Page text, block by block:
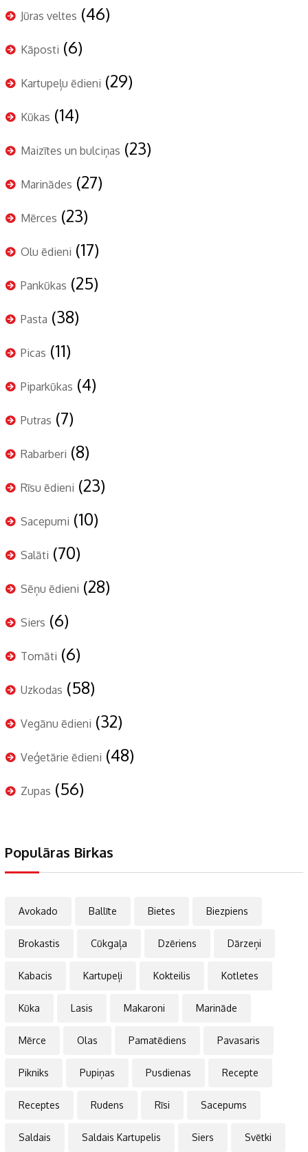
Jūras veltes (46)
Kāposti (6)
Kartupeļu ēdieni (29)
Kūkas (14)
Maizītes un bulciņas (23)
Marinādes (27)
Mērces (23)
Olu ēdieni (17)
Pankūkas (25)
Pasta (38)
Picas (11)
Piparkūkas (4)
Putras (7)
Rabarberi (8)
Rīsu ēdieni (23)
Sacepumi (10)
Salāti (70)
Sēņu ēdieni (28)
Siers (6)
Tomāti (6)
Uzkodas (58)
Vegānu ēdieni (32)
Veģetārie ēdieni (48)
Zupas (56)
Populāras Birkas
Avokado Ballīte Bietes Biezpiens
Brokastis Cūkgaļa Dzēriens Dārzeņi
Kabacis Kartupeļi Kokteilis Kotletes
Kūka Lasis Makaroni Marināde
Mērce Olas Pamatēdiens Pavasaris
Pikniks Pupiņas Pusdienas Recepte
Receptes Rudens Rīsi Sacepums
Saldais Saldais Kartupelis Siers Svētki